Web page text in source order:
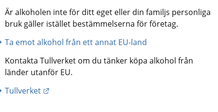
Är alkoholen inte för ditt eget eller din familjs personliga
bruk gäller istället bestämmelserna för företag.
Ta emot alkohol från ett annat EU-land
Kontakta Tullverket om du tänker köpa alkohol från
länder utanför EU.
Tullverket